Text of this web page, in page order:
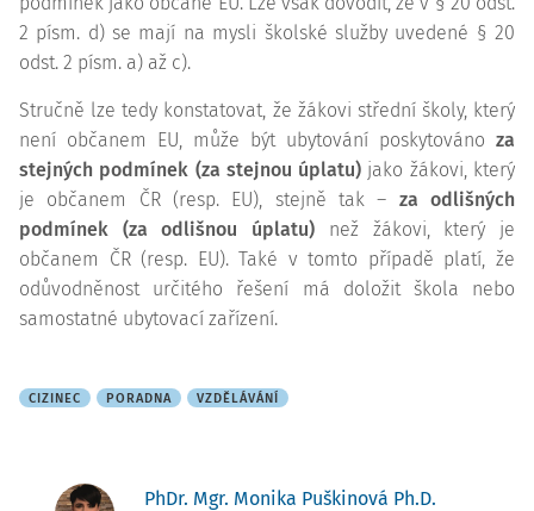
2 písm. d) se mají na mysli školské služby uvedené § 20
odst. 2 písm. a) až c).
Stručně lze tedy konstatovat, že žákovi střední školy, který
není občanem EU, může být ubytování poskytováno za
stejných podmínek (za stejnou úplatu) jako žákovi, který
je občanem ČR (resp. EU), stejně tak – za odlišných
podmínek (za odlišnou úplatu) než žákovi, který je
občanem ČR (resp. EU). Také v tomto případě platí, že
odůvodněnost určitého řešení má doložit škola nebo
samostatné ubytovací zařízení.
CIZINEC PORADNA VZDĚLÁVÁNÍ
PhDr. Mgr. Monika Puškinová Ph.D.